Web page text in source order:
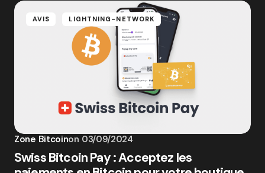
AVIS LIGHTNING-NETWORK
Zone Bitcoinon 03/09/2024
Swiss Bitcoin Pay : Acceptez les